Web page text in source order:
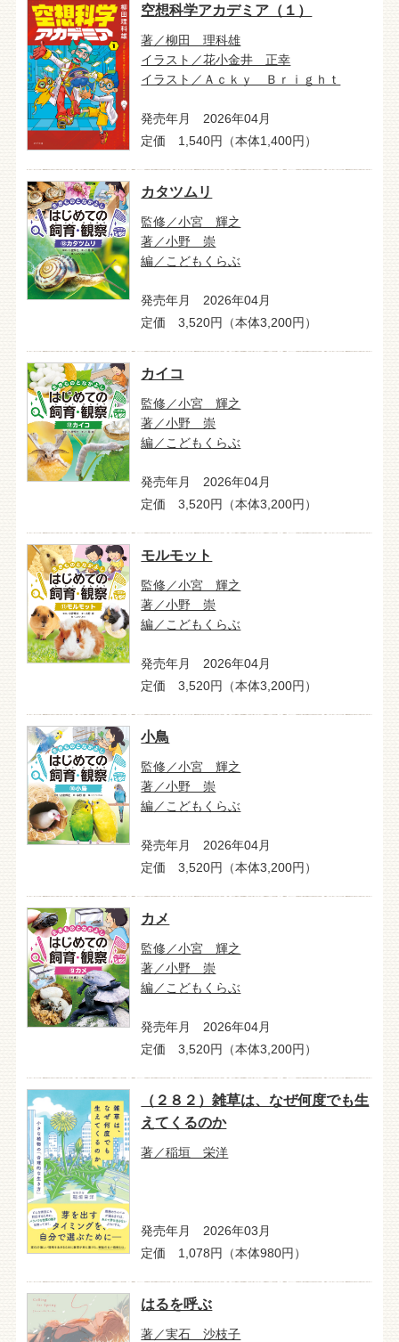
空想科学アカデミア（１）
著／柳田 理科雄
イラスト／花小金井 正幸
イラスト／Ａｃｋｙ Ｂｒｉｇｈｔ
発売年月 2026年04月
定価 1,540円（本体1,400円）
カタツムリ
監修／小宮 輝之
著／小野 崇
編／こどもくらぶ
発売年月 2026年04月
定価 3,520円（本体3,200円）
カイコ
監修／小宮 輝之
著／小野 崇
編／こどもくらぶ
発売年月 2026年04月
定価 3,520円（本体3,200円）
モルモット
監修／小宮 輝之
著／小野 崇
編／こどもくらぶ
発売年月 2026年04月
定価 3,520円（本体3,200円）
小鳥
監修／小宮 輝之
著／小野 崇
編／こどもくらぶ
発売年月 2026年04月
定価 3,520円（本体3,200円）
カメ
監修／小宮 輝之
著／小野 崇
編／こどもくらぶ
発売年月 2026年04月
定価 3,520円（本体3,200円）
（２８２）雑草は、なぜ何度でも生
えてくるのか
著／稲垣 栄洋
発売年月 2026年03月
定価 1,078円（本体980円）
はるを呼ぶ
著／実石 沙枝子